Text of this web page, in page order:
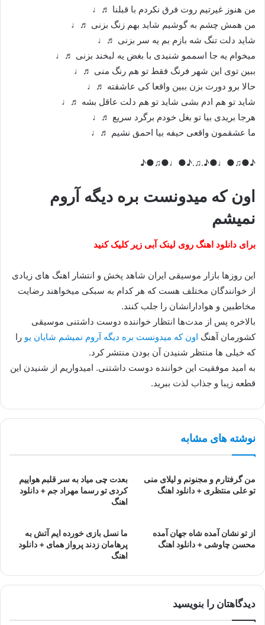
من هنوز غیرتیم روت فرق نکردم با قبلنا ♬♩
من همش چشم به گوشیم شاید بهم زنگ بزنی ♬♩
شاید دلت تنگ شه بازم بم یه سر بزنی ♬♩
میخوام یه جا اسممو شنیدی با بغض یه لبخند بزنی ♬♩
ببین توی این شهر فرنگ فقط تو هم رنگ منی ♬♩
حالا برو دورت بزن ببین واقعا کی عاشقته ♬♩
شاید تو هم ادم بشی شاید تو هم دلت عاقل بشه ♬♩
هرجا بریدی بیا تو بغل خودم برگرد سریع ♬♩
ما عشقمون واقعی حیفه بیا احمق نشیم ♬♩
♪●♫●♩●♪.♫.♪●♩●♫●♪
اون که میدونست بره دیگه آروم
نمیشم
برای دانلود اهنگ روی لینک آبی زیر کلیک کنید
این روزها بازار موسیقی ایران شاهد پخش و انتشار اهنگ های زیادی
از خوانندگان مختلف هست که هر کدام به سبکی میخواهند رضایت
مخاطبین و هوادارانشان را جلب کنند.
بالاخره پس از مدت‌ها انتظار خواننده دوست داشتنی موسیقی
کشورمان آهنگ اون که میدونست بره دیگه آروم نمیشم شایان یو را
که خیلی ها منتظر شنیدن آن بودن منتشر کرد.
به امید موفقیت این خواننده دوست داشتنی. امیدواریم از شنیدن این
قطعه زیبا و جذاب لذت ببرید.
نوشته های مشابه
من گرفتارم و مجنونم و لیلای منی
تو علی منتظری + دانلود اهنگ
بعدت چی میاد به سر قلبم هواییم
کردی تو رسما مهراد جم + دانلود
اهنگ
از تو نشان آمده شاه جهان آمده
محسن چاوشی + دانلود اهنگ
ما نسل بازی خورده ایم آتش به
پرهامان زدند پرواز همای + دانلود
اهنگ
دیدگاهتان را بنویسید